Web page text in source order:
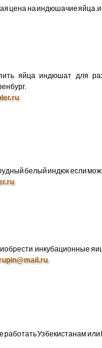
цена на индюшачие яйца.и
яйца индюшат для
белый индюк если
инкубационные
работать Узбекистанам